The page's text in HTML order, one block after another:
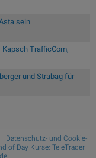
sein
Kapsch TrafficCom,
und Strabag für
Datenschutz- und Cookie-
of Day Kurse: TeleTrader